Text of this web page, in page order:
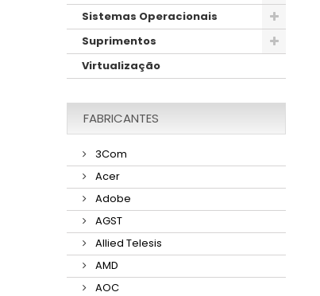
Sistemas Operacionais
Suprimentos
Virtualização
FABRICANTES
3Com
Acer
Adobe
AGST
Allied Telesis
AMD
AOC